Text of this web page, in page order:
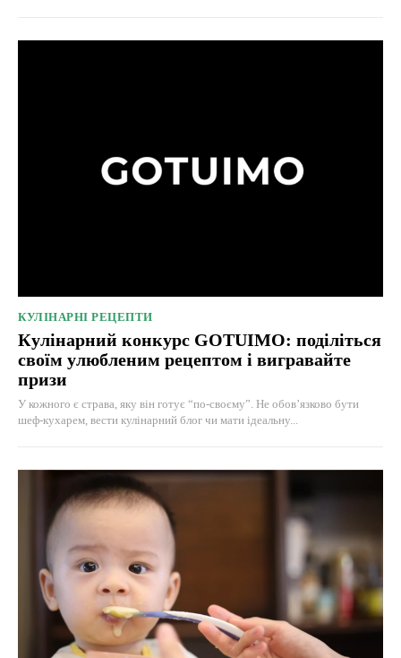
КУЛІНАРНІ РЕЦЕПТИ
Кулінарний конкурс GOTUIMO: поділіться
своїм улюбленим рецептом і вигравайте
призи
У кожного є страва, яку він готує “по-своєму”. Не обов’язково бути
шеф-кухарем, вести кулінарний блог чи мати ідеальну...